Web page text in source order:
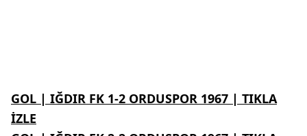
GOL | IĞDIR FK 1-2 ORDUSPOR 1967 | TIKLA
İZLE